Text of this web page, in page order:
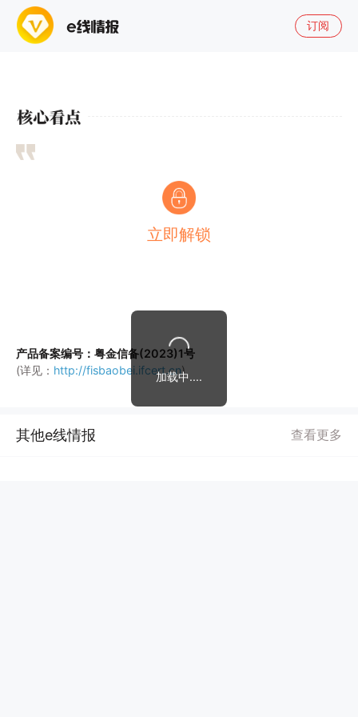
订阅
立即解锁
产品备案编号：粤金信备(2023)1号
(详见： http://fisbaobei.ifcert.cn)
其他e线情报 查看更多
加载中....